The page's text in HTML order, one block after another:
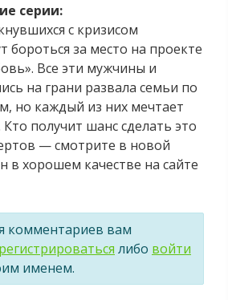
серии:
с кризисом
бороться за место на проекте
Все эти мужчины и
на грани развала семьи по
но каждый из них мечтает
получит шанс сделать это
— смотрите в новой
в хорошем качестве на сайте
комментариев вам
либо войти
именем.